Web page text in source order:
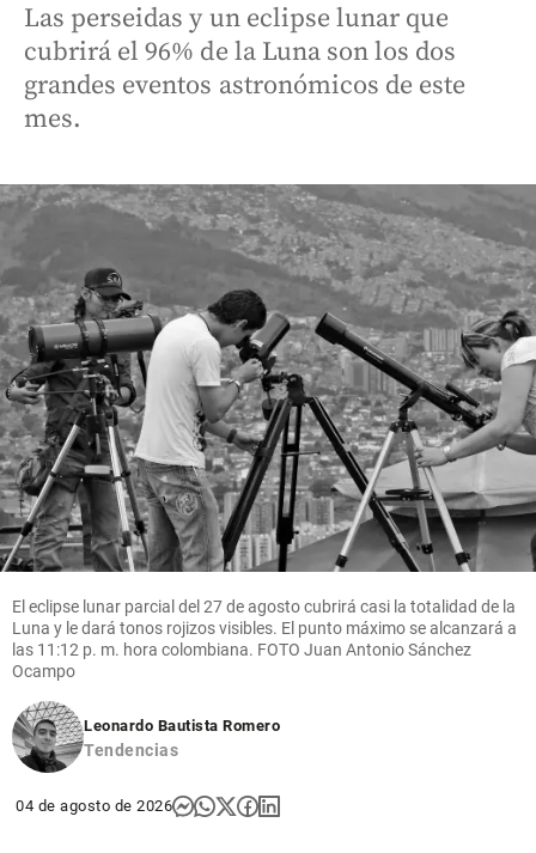
Las perseidas y un eclipse lunar que
cubrirá el 96% de la Luna son los dos
grandes eventos astronómicos de este
mes.
El eclipse lunar parcial del 27 de agosto cubrirá casi la totalidad de la
Luna y le dará tonos rojizos visibles. El punto máximo se alcanzará a
las 11:12 p. m. hora colombiana. FOTO Juan Antonio Sánchez
Ocampo
Leonardo Bautista Romero
Tendencias
04 de agosto de 2026